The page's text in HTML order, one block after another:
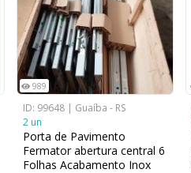
989
ID: 99648 | Guaíba - RS
2 un
Porta de Pavimento
Fermator abertura central 6
Folhas Acabamento Inox